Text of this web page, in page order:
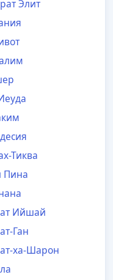
Элит
Тиква
Пина
Ийшай
Ган
ха-Шарон